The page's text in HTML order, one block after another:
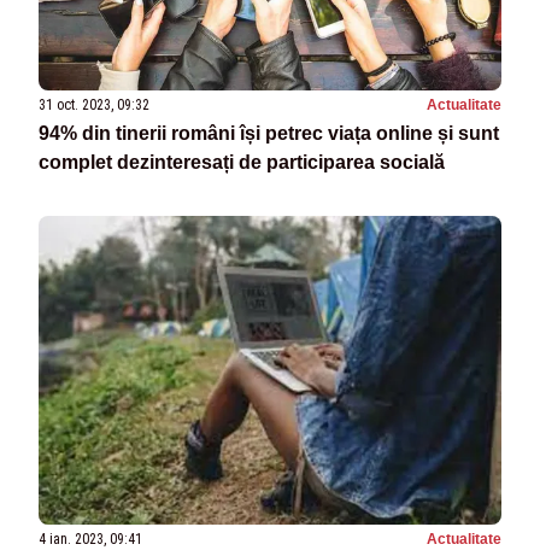
31 oct. 2023, 09:32 Actualitate
94% din tinerii români își petrec viața online și sunt
complet dezinteresați de participarea socială
4 ian. 2023, 09:41 Actualitate